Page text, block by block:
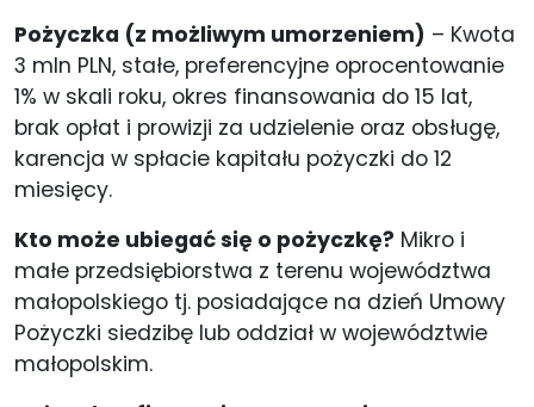
Pożyczka (z możliwym umorzeniem) – Kwota
3 mln PLN, stałe, preferencyjne oprocentowanie
1% w skali roku, okres finansowania do 15 lat,
brak opłat i prowizji za udzielenie oraz obsługę,
karencja w spłacie kapitału pożyczki do 12
miesięcy.
Kto może ubiegać się o pożyczkę? Mikro i
małe przedsiębiorstwa z terenu województwa
małopolskiego tj. posiadające na dzień Umowy
Pożyczki siedzibę lub oddział w województwie
małopolskim.